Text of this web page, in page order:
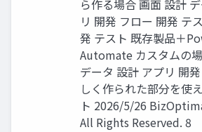
ら作る場合 画面 設計
リ 開発 フロー 開発 テ
発 テスト 既存製品＋
Automate カスタムの
データ 設計 アプリ 開
しく作られた部分を使
ト 2026/5/26
All Rights Reserved. 8